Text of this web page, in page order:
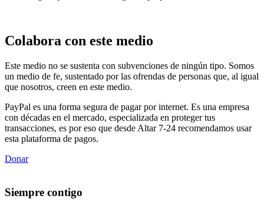
Colabora con este medio
Este medio no se sustenta con subvenciones de ningún tipo. Somos
un medio de fe, sustentado por las ofrendas de personas que, al igual
que nosotros, creen en este medio.
PayPal es una forma segura de pagar por internet. Es una empresa
con décadas en el mercado, especializada en proteger tus
transacciones, es por eso que desde Altar 7-24 recomendamos usar
esta plataforma de pagos.
Donar
Siempre contigo